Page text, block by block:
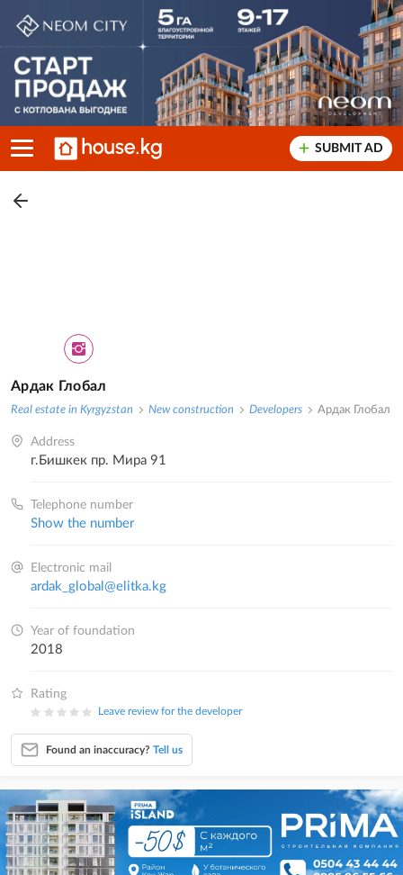
SUBMIT AD
Ардак Глобал
Real estate in Kyrgyzstan New construction Developers Ардак Глобал
Address
г.Бишкек пр. Мира 91
Telephone number
Show the number
Electronic mail
ardak_global@elitka.kg
Year of foundation
2018
Rating
Leave review for the developer
Found an inaccuracy? Tell us